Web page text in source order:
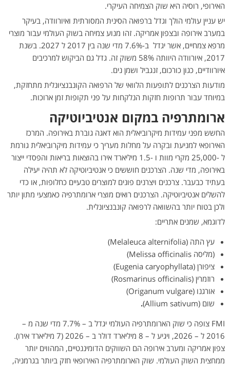
האירופי, רוסיה היא שוק הצמיחה העיקרי.
יש עניין עולמי הולך וגדל ברפואה הסינית המסורתית ואיורוודה, בעיקר
במערב אירופה ובצפון אמריקה. זהו מנוע צמיחה בשוק העולמי עבור מוצרי
מרפא צמחיים, אשר יגדל ב-7.6% מדי שנה בין 2017 ל 2027. בשנת
2017, איורוודה היוותה 58% משוק זה. גדל גם הביקוש למרכיבים
איורוודיים, כגון כורכום, זנגביל ושמן נים.
מודעות הצרכנים לתופעות הלוואי של הרפואה הקונבנציונלית מתחזקת,
במיוחד עבור תרופות חזקות הנלקחות על פני תקופות זמן ארוכות.
ארומתרפיה במקום אנטיביוטיקה
החשש מפני עמידות מיקרוביאלית הוא דאגה גוברת באירופה. המרכז
האירופאי למניעת ובקרה על מחלות מעריך כי עמידות מיקרוביאלית גורמת
ל -25,000 מקרי מוות ו -1.5 מיליארד אירו בהוצאות בריאות והפסדי ייצור
באירופה, מדי שנה. הצרכנים חוששים כי אנטיביוטיקה לא תהיה יעילה
בעתיד כבעבר. צרכנים ויצרנים פונים למוצרים טבעיים כחלופות, או כדי
להשלים אנטיביוטיקה. הצרכנים רואים מוצרי ארומתרפיה כאמצעי מתון יותר
ולכן בטוח יותר בהשוואה לרפואה קונבנציונלית.
לדוגמא, שמנים אתריים:
עץ התה (Melaleuca alternifolia)
(מליסה Melissa officinalis)
ציפורן (Eugenia caryophyllata)
רוזמרין (Rosmarinus officinalis)
אורגנו (Origanum vulgare)
שום (Allium sativum)
.
FMI צופה כי שוק הארומתרפיה העולמי יגדל ב – 7.7% מדי שנה מ –
2016 ל – 2026, ויגיע ל – 8 מיליארד דולר ב – 2026 (7 מיליארד אירו).
צפון אמריקה ומערב אירופה הם השווקים הדומיננטיים, המהווים יותר
ממחצית השוק העולמי. שוק הארומתרפיה האירופאי חזק ביותר בגרמניה,